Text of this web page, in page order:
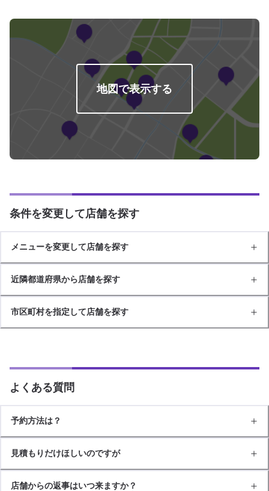
地図で表示する
条件を変更して店舗を探す
メニューを変更して店舗を探す
近隣都道府県から店舗を探す
市区町村を指定して店舗を探す
よくある質問
予約方法は？
見積もりだけほしいのですが
店舗からの返事はいつ来ますか？